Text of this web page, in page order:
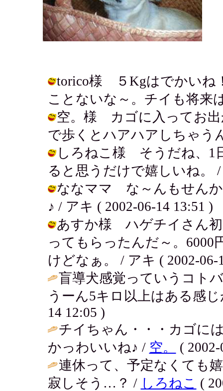
torico様 ５Kgはでかいね
ことないな～。チイも将来
空。様 カゴに入ってお出
で歩くとハアハアしちゃう
しろねこ様 そうだね、1
ると思うだけで嬉しいね。 /
ななママ な～んもせんか
♪ / アキ ( 2002-06-14 13:51 )
あすか様 ハゲチイさん初
ってもらったんだ～。6000
けどなぁ。 / アキ ( 2002-06-
盲導犬感覚っていうコト
うーん5キロ以上はある感
14 12:05 )
チイちゃん・・・カゴに
かっわいいね♪ / 空。
(
連休って、予定なくても
寂しそう…？ / しろねこ (